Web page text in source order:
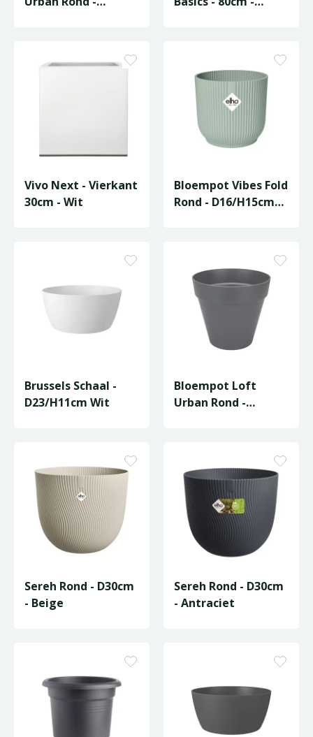
Vivo Next - Vierkant
30cm - Wit
Bloempot Vibes Fold
Rond - D16/H15cm
Brussels Schaal -
D23/H11cm Wit
Bloempot Loft
Urban Rond -
Sereh Rond - D30cm
- Beige
Sereh Rond - D30cm
- Antraciet